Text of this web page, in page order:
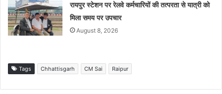
रायपुर स्टेशन पर रेलवे कर्मचारियों की तत्परता से यात्री को
मिला समय पर उपचार
August 8, 2026
Tags Chhattisgarh CM Sai Raipur